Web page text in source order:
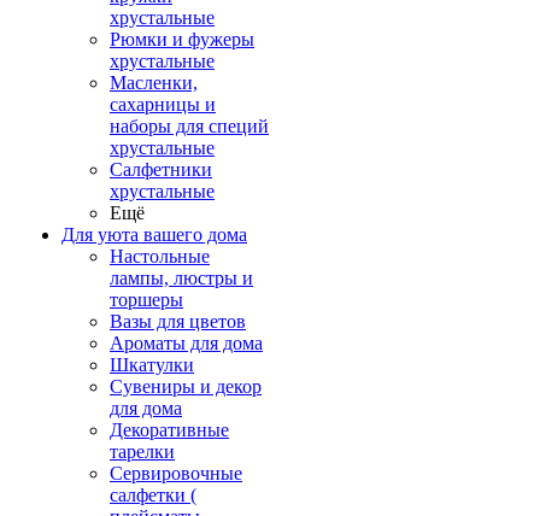
хрустальные
Рюмки и фужеры
хрустальные
Масленки,
сахарницы и
наборы для специй
хрустальные
Салфетники
хрустальные
Ещё
Для уюта вашего дома
Настольные
лампы, люстры и
торшеры
Вазы для цветов
Ароматы для дома
Шкатулки
Сувениры и декор
для дома
Декоративные
тарелки
Сервировочные
салфетки (